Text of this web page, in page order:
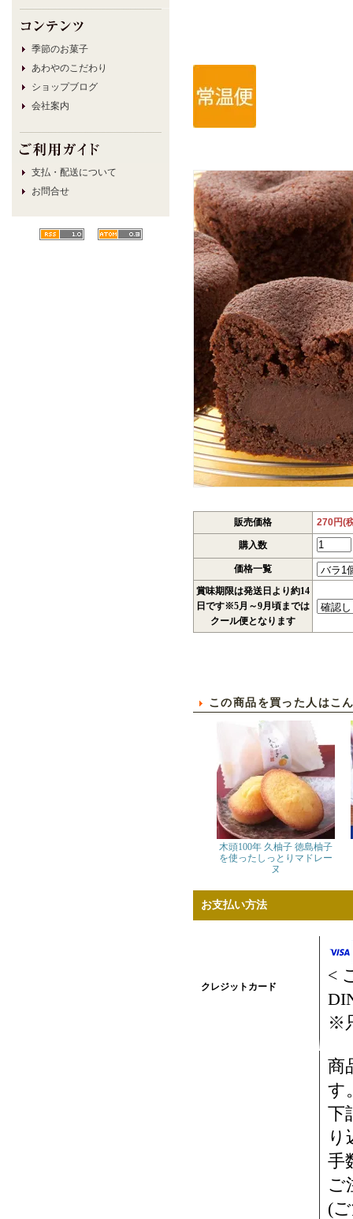
季節のお菓子
あわやのこだわり
ショップブログ
会社案内
支払・配送について
お問合せ
販売価格 270円(
購入数
価格一覧
賞味期限は発送日より約14
日です※5月～9月頃までは
クール便となります
この商品を買った人はこ
木頭100年 久柚子 徳島柚子
を使ったしっとりマドレー
ヌ
お支払い方法
クレジットカード
<
※
商
す
下
り
手
ご
(